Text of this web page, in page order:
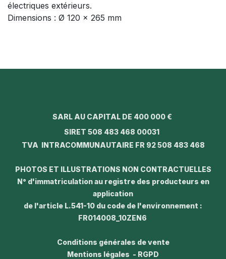
électriques extérieurs.
Dimensions : Ø 120 x 265 mm
SARL AU CAPITAL DE 400 000 €
SIRET 508 483 468 00031
TVA INTRACOMMUNAUTAIRE FR 92 508 483 468
PHOTOS ET ILLUSTRATIONS NON CONTRACTUELLES
N° d'immatriculation au registre des producteurs en
application
de l'article L.541-10 du code de l'environnement :
FR014008_10ZEN6
Conditions générales de vente
Mentions légales - RGPD